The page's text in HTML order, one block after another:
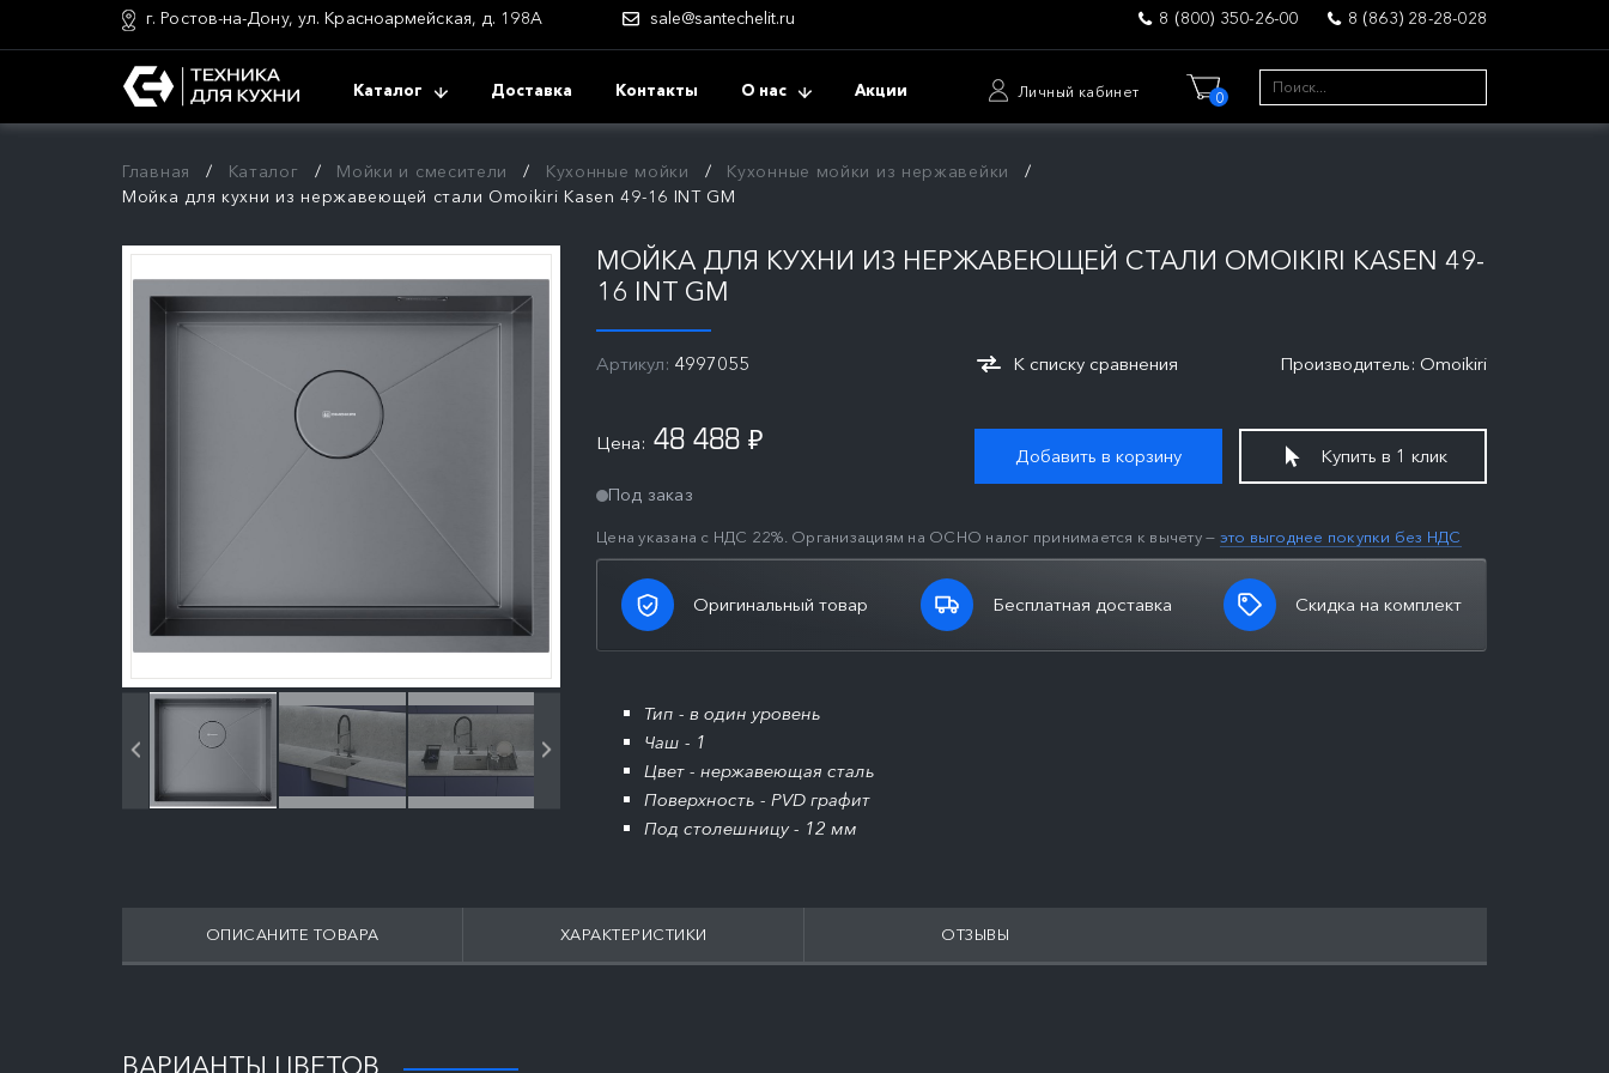
г. Ростов-на-Дону, ул. Красноармейская, д. 198А sale@santechelit.ru 8 (800) 350-26-00 8 (863) 28-28-028
Каталог Доставка Контакты О нас Акции Личный кабинет 0
Главная Каталог Мойки и смесители Кухонные мойки
Кухонные мойки из нержавейки
Мойка для кухни из нержавеющей стали Omoikiri Kasen 49-16 INT GM
МОЙКА ДЛЯ КУХНИ ИЗ НЕРЖАВЕЮЩЕЙ СТАЛИ OMOIKIRI KASEN 49-
16 INT GM
Артикул: 4997055 К списку сравнения Производитель: Omoikiri
Цена: 48 488 ₽
Под заказ
Цена указана с НДС 22%. Организациям на ОСНО налог принимается к вычету — это выгоднее покупки без НДС
Добавить в корзину Купить в 1 клик
Оригинальный товар Бесплатная доставка Скидка на комплект
Тип - в один уровень
Чаш - 1
Цвет - нержавеющая сталь
Поверхность - PVD графит
Под столешницу - 12 мм
ОПИСАНИТЕ ТОВАРА ХАРАКТЕРИСТИКИ ОТЗЫВЫ
ВАРИАНТЫ ЦВЕТОВ